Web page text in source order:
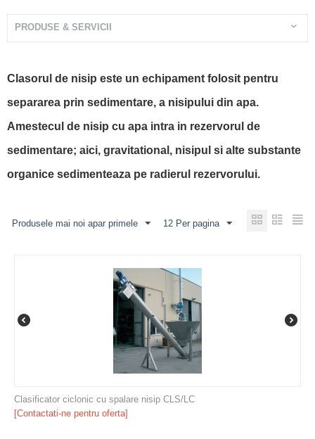
PRODUSE & SERVICII
Clasorul de nisip este un echipament folosit pentru
separarea prin sedimentare, a nisipului din apa.
Amestecul de nisip cu apa intra in rezervorul de
sedimentare; aici, gravitational, nisipul si alte substante
organice sedimenteaza pe radierul rezervorului.
Produsele mai noi apar primele 12 Per pagina
Clasificator ciclonic cu spalare nisip CLS/LC
[Contactati-ne pentru oferta]